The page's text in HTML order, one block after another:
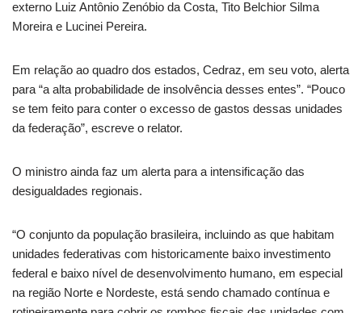
externo Luiz Antônio Zenóbio da Costa, Tito Belchior Silma
Moreira e Lucinei Pereira.
Em relação ao quadro dos estados, Cedraz, em seu voto, alerta
para “a alta probabilidade de insolvência desses entes”. “Pouco
se tem feito para conter o excesso de gastos dessas unidades
da federação”, escreve o relator.
O ministro ainda faz um alerta para a intensificação das
desigualdades regionais.
“O conjunto da população brasileira, incluindo as que habitam
unidades federativas com historicamente baixo investimento
federal e baixo nível de desenvolvimento humano, em especial
na região Norte e Nordeste, está sendo chamado contínua e